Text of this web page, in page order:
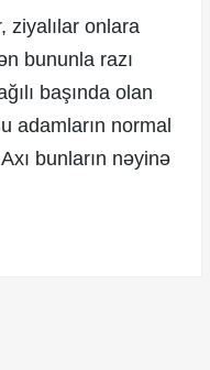
ziyalılar onlara
bununla razı
başında olan
adamların normal
bunların nəyinə